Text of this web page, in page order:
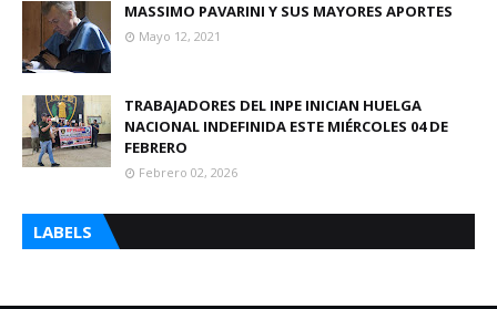
MASSIMO PAVARINI Y SUS MAYORES APORTES
Mayo 12, 2021
TRABAJADORES DEL INPE INICIAN HUELGA
NACIONAL INDEFINIDA ESTE MIÉRCOLES 04 DE
FEBRERO
Febrero 02, 2026
LABELS